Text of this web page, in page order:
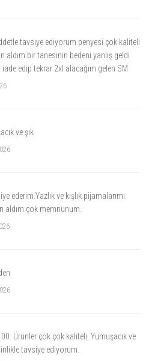
tavsiye ediyorum penyesi çok kaliteli
aldım bir tanesinin bedeni yanlış geldi
edip tekrar 2xl alacağım gelen SM
ve şık
ederim.Yazlık ve kışlık pijamalarımı
aldım çok memnunum.
Ürünler çok çok kaliteli. Yumuşacık ve
tavsiye ediyorum.